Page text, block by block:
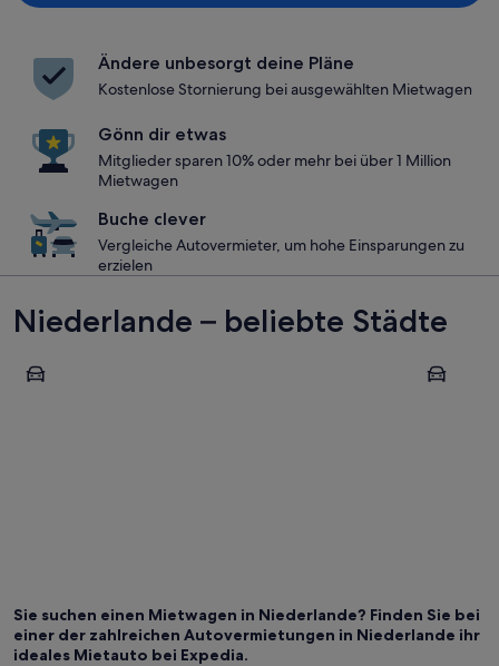
Ändere unbesorgt deine Pläne
Kostenlose Stornierung bei ausgewählten Mietwagen
Gönn dir etwas
Mitglieder sparen 10% oder mehr bei über 1 Million
Mietwagen
Buche clever
Vergleiche Autovermieter, um hohe Einsparungen zu
erzielen
Niederlande – beliebte Städte
Zandvoort
Sie suchen einen Mietwagen in Niederlande? Finden Sie bei
einer der zahlreichen Autovermietungen in Niederlande ihr
ideales Mietauto bei Expedia.